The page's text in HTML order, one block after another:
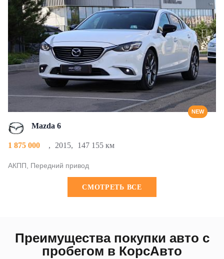
NEW
Mazda 6
1 875 000 , 2015, 147 155 км
АКПП, Передний привод
CМОТРЕТЬ ВСЕ
Преимущества покупки авто с
пробегом в КорсАвто